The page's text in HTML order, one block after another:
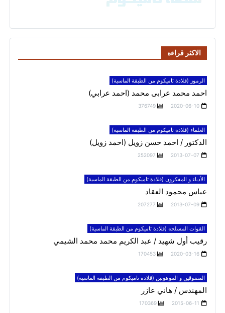
الاكثر قراءه
الرموز (قلادة تاميكوم من الطبقة الماسية)
احمد محمد عرابى محمد (احمد عرابي)
2020-06-10
376749
العلماء (قلادة تاميكوم من الطبقة الماسية)
الدكتور / احمد حسن زويل (احمد زويل)
2013-07-07
252097
الأدباء و المفكرون (قلادة تاميكوم من الطبقة الماسية)
عباس محمود العقاد
2013-07-09
207277
القوات المسلحه (قلادة تاميكوم من الطبقة الماسية)
رقيب أول شهيد / عبد الكريم محمد محمد الشيمي
2020-03-16
170453
المتفوقين و الموهوبين (قلادة تاميكوم من الطبقة الماسية)
المهندس / هاني عازر
2015-06-11
170369